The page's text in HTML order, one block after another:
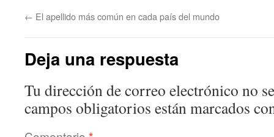
← El apellido más común en cada país del mundo
Deja una respuesta
Tu dirección de correo electrónico no
campos obligatorios están marcados